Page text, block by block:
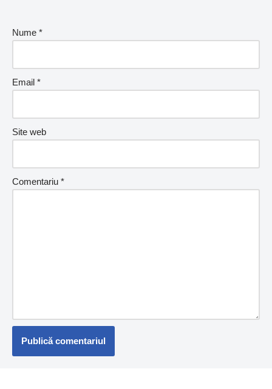
Nume *
Email *
Site web
Comentariu *